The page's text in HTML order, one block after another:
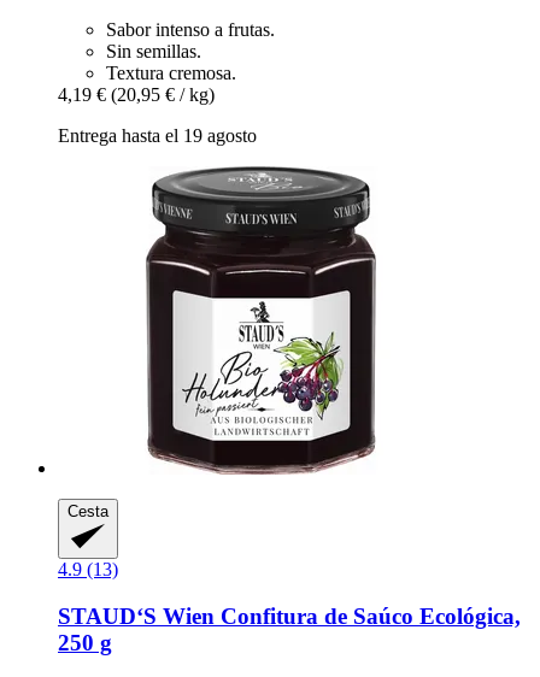
Sabor intenso a frutas.
Sin semillas.
Textura cremosa.
4,19 € (20,95 € / kg)
Entrega hasta el 19 agosto
Cesta
4.9 (13)
STAUD‘S Wien Confitura de Saúco Ecológica,
250 g